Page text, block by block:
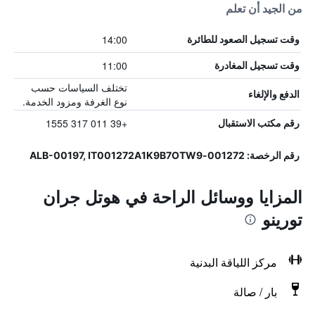
من الجيد أن تعلم
وقت تسجيل الصعود للطائرة 14:00
وقت تسجيل المغادرة 11:00
الدفع والإلغاء
تختلف السياسات حسب
نوع الغرفة ومزود الخدمة.
رقم مكتب الاستقبال +39 011 317 1555
رقم الرخصة: 001272-ALB-00197, IT001272A1K9B7OTW9
المزايا ووسائل الراحة في هوتل جران
تورينو
مركز اللياقة البدنية
بار / صالة